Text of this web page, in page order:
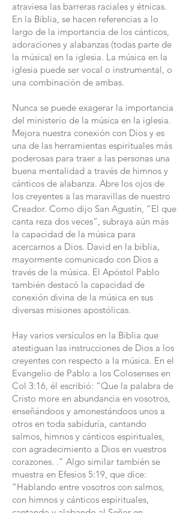
atraviesa las barreras raciales y étnicas.
En la Biblia, se hacen referencias a lo
largo de la importancia de los cánticos,
adoraciones y alabanzas (todas parte de
la música) en la iglesia. La música en la
iglesia puede ser vocal o instrumental, o
una combinación de ambas.
Nunca se puede exagerar la importancia
del ministerio de la música en la iglesia.
Mejora nuestra conexión con Dios y es
una de las herramientas espirituales más
poderosas para traer a las personas una
buena mentalidad a través de himnos y
cánticos de alabanza. Abre los ojos de
los creyentes a las maravillas de nuestro
Creador. Como dijo San Agustín, “El que
canta reza dos veces”, subraya aún más
la capacidad de la música para
acercarnos a Dios. David en la biblia,
mayormente comunicado con Dios a
través de la música. El Apóstol Pablo
también destacó la capacidad de
conexión divina de la música en sus
diversas misiones apostólicas.
Hay varios versículos en la Biblia que
atestiguan las instrucciones de Dios a los
creyentes con respecto a la música. En el
Evangelio de Pablo a los Colosenses en
Col 3:16, él escribió: “Que la palabra de
Cristo more en abundancia en vosotros,
enseñándoos y amonestándoos unos a
otros en toda sabiduría, cantando
salmos, himnos y cánticos espirituales,
con agradecimiento a Dios en vuestros
corazones. .” Algo similar también se
muestra en Efesios 5:19, que dice:
“Hablando entre vosotros con salmos,
con himnos y cánticos espirituales,